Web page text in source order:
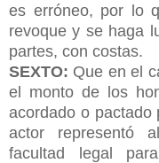
es erróneo, por lo
revoque y se haga
partes, con costas.
SEXTO: Que en el
el monto de los
acordado o pactado
actor representó
facultad legal